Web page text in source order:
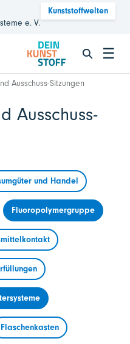
e. V.
Kunststoffwelten
☰
Ausschuss-Sitzungen
Ausschuss-
und Handel
Fluoropolymergruppe
Flaschenkasten